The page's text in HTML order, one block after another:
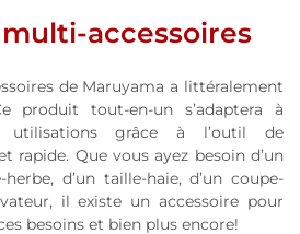
accessoires
de Maruyama a littéralement
produit tout-en-un s’adaptera à
utilisations grâce à l’outil de
rapide. Que vous ayez besoin d’un
d’un taille-haie, d’un coupe-
il existe un accessoire pour
besoins et bien plus encore!